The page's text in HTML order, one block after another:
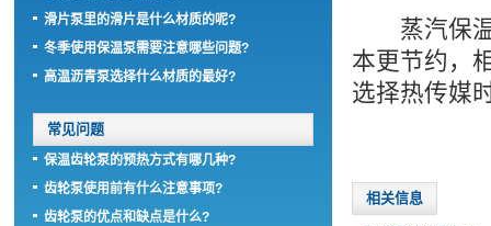
蒸汽保温
本更节约，
选择热传媒
相关信息
滑片泵里的滑片是什么材质的呢?
冬季使用保温泵需要注意哪些问题?
高温沥青泵选择什么材质的最好?
常见问题
保温齿轮泵的预热方式有哪几种?
齿轮泵使用前有什么注意事项?
齿轮泵的优点和缺点是什么?